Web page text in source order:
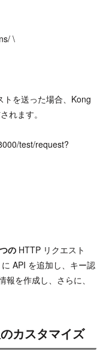
\
トを送った場合、Kong
れます。
test/request?
つの HTTP リクエスト
API を追加し、キー認
を作成し、さらに、
カスタマイズ